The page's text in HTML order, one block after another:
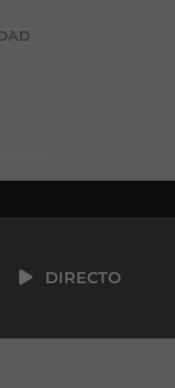
DIRECTO